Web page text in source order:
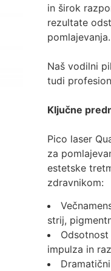
in širok
rezultate
pomlajevanja.
Naš vodilni
tudi
Ključne
Pico laser
za
estetske
zdravnikom:
strij,
impulza in